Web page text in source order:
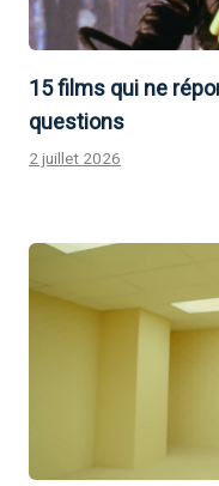
15 films qui ne
questions
2 juillet 2026